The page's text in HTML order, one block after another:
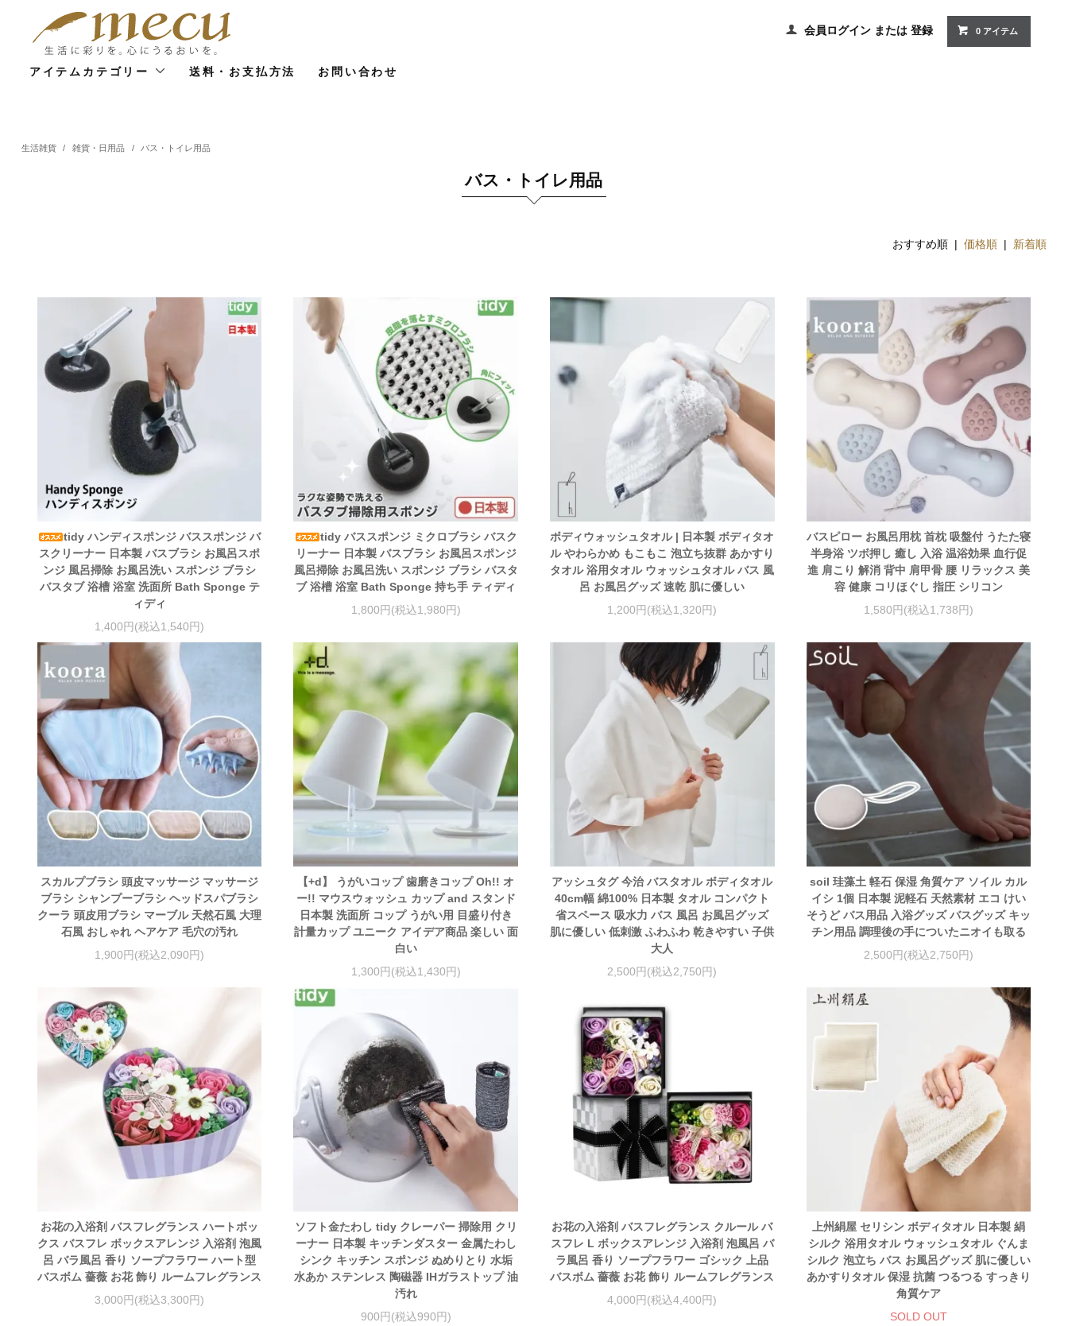
会員ログイン または登録 0 アイテム
アイテムカテゴリー 送料・お支払方法 お問い合わせ
生活雑貨 / 雑貨・日用品 / バス・トイレ用品
バス・トイレ用品
おすすめ順 |価格順 | 新着順
tidy ハンディスポンジ バススポンジ バ
スクリーナー 日本製 バスブラシ お風呂スポ
ンジ 風呂掃除 お風呂洗い スポンジ ブラシ
バスタブ 浴槽 浴室 洗面所 Bath Sponge テ
ィディ
1,400円(税込1,540円)
tidy バススポンジ ミクロブラシ バスク
リーナー 日本製 バスブラシ お風呂スポンジ
風呂掃除 お風呂洗い スポンジ ブラシ バスタ
ブ 浴槽 浴室 Bath Sponge 持ち手 ティディ
1,800円(税込1,980円)
ボディウォッシュタオル | 日本製 ボディタオ
ル やわらかめ もこもこ 泡立ち抜群 あかすり
タオル 浴用タオル ウォッシュタオル バス 風
呂 お風呂グッズ 速乾 肌に優しい
1,200円(税込1,320円)
バスピロー お風呂用枕 首枕 吸盤付 うたた寝
半身浴 ツボ押し 癒し 入浴 温浴効果 血行促
進 肩こり 解消 背中 肩甲骨 腰 リラックス 美
容 健康 コリほぐし 指圧 シリコン
1,580円(税込1,738円)
スカルプブラシ 頭皮マッサージ マッサージ
ブラシ シャンプーブラシ ヘッドスパブラシ
クーラ 頭皮用ブラシ マーブル 天然石風 大理
石風 おしゃれ ヘアケア 毛穴の汚れ
1,900円(税込2,090円)
【+d】 うがいコップ 歯磨きコップ Oh!! オ
ー!! マウスウォッシュ カップ and スタンド
日本製 洗面所 コップ うがい用 目盛り付き
計量カップ ユニーク アイデア商品 楽しい 面
白い
1,300円(税込1,430円)
アッシュタグ 今治 バスタオル ボディタオル
40cm幅 綿100% 日本製 タオル コンパクト
省スペース 吸水力 バス 風呂 お風呂グッズ
肌に優しい 低刺激 ふわふわ 乾きやすい 子供
大人
2,500円(税込2,750円)
soil 珪藻土 軽石 保湿 角質ケア ソイル カル
イシ 1個 日本製 泥軽石 天然素材 エコ けい
そうど バス用品 入浴グッズ バスグッズ キッ
チン用品 調理後の手についたニオイも取る
2,500円(税込2,750円)
お花の入浴剤 バスフレグランス ハートボッ
クス バスフレ ボックスアレンジ 入浴剤 泡風
呂 バラ風呂 香り ソープフラワー ハート型
バスボム 薔薇 お花 飾り ルームフレグランス
3,000円(税込3,300円)
ソフト金たわし tidy クレーパー 掃除用 クリ
ーナー 日本製 キッチンダスター 金属たわし
シンク キッチン スポンジ ぬめりとり 水垢
水あか ステンレス 陶磁器 IHガラストップ 油
汚れ
900円(税込990円)
お花の入浴剤 バスフレグランス クルール バ
スフレ L ボックスアレンジ 入浴剤 泡風呂 バ
ラ風呂 香り ソープフラワー ゴシック 上品
バスボム 薔薇 お花 飾り ルームフレグランス
4,000円(税込4,400円)
上州絹屋 セリシン ボディタオル 日本製 絹
シルク 浴用タオル ウォッシュタオル ぐんま
シルク 泡立ち バス お風呂グッズ 肌に優しい
あかすりタオル 保湿 抗菌 つるつる すっきり
角質ケア
SOLD OUT